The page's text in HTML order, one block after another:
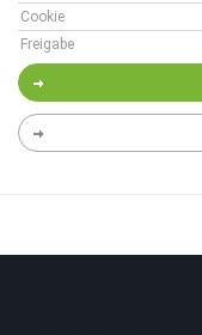
Cookie
Freigabe